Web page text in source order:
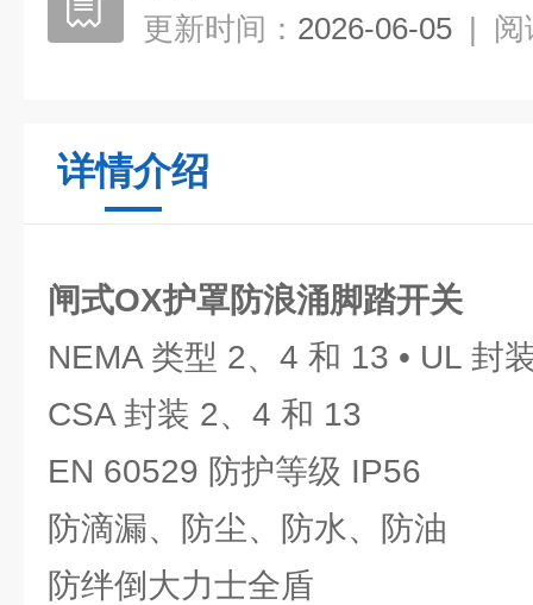
更新时间： 2026-06-05 | 阅
详情介绍
闸式OX护罩防浪涌脚踏开关
NEMA 类型 2、4 和 13 • UL 封
CSA 封装 2、4 和 13
EN 60529 防护等级 IP56
防滴漏、防尘、防水、防油
防绊倒大力士全盾